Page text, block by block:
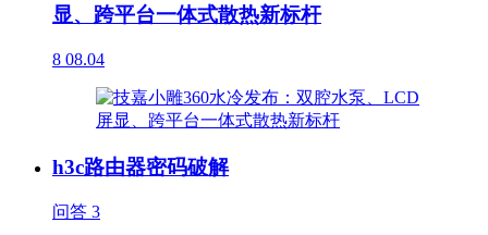
显、跨平台一体式散热新标杆
8 08.04
h3c路由器密码破解
问答 3